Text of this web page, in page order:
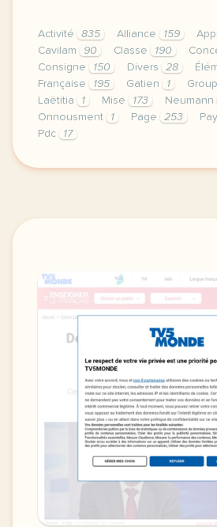
Activité 835 Alliance 159
Cavilam
90 Classe 190
Consigne
150 Divers 28
Française
195 Gatien 1
Laëtitia
1 Mise 173 Neumann
Onnousment
1 Page 253
Pdc
17
le respect de votre vie